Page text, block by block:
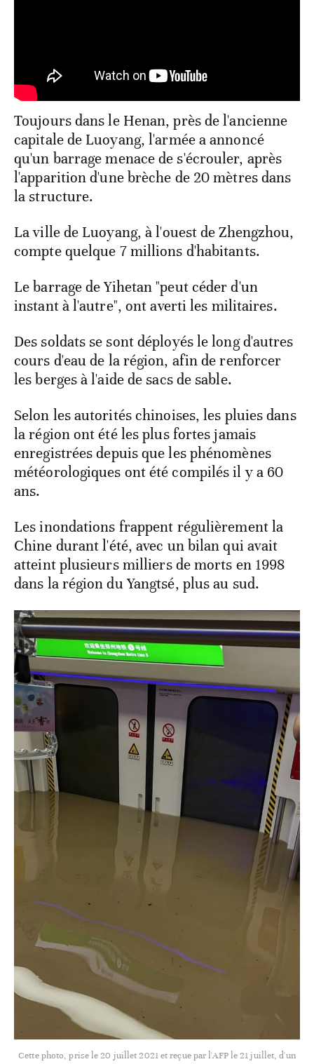
Toujours dans le Henan, près de l'ancienne
capitale de Luoyang, l'armée a annoncé
qu'un barrage menace de s'écrouler, après
l'apparition d'une brèche de 20 mètres dans
la structure.
La ville de Luoyang, à l'ouest de Zhengzhou,
compte quelque 7 millions d'habitants.
Le barrage de Yihetan "peut céder d'un
instant à l'autre", ont averti les militaires.
Des soldats se sont déployés le long d'autres
cours d'eau de la région, afin de renforcer
les berges à l'aide de sacs de sable.
Selon les autorités chinoises, les pluies dans
la région ont été les plus fortes jamais
enregistrées depuis que les phénomènes
météorologiques ont été compilés il y a 60
ans.
Les inondations frappent régulièrement la
Chine durant l'été, avec un bilan qui avait
atteint plusieurs milliers de morts en 1998
dans la région du Yangtsé, plus au sud.
Cette photo, prise le 20 juillet 2021 et reçue par l'AFP le 21 juillet, d'un